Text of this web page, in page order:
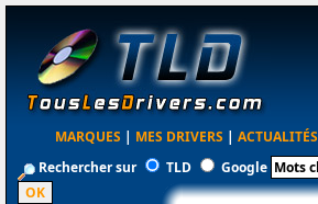
MARQUES | MES DRIVERS | ACTUALITÉS
Rechercher sur
TLD Google